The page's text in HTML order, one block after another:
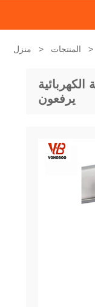
منزل > المنتجات >
يرفعون